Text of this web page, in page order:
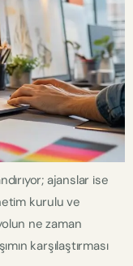
ajanslar ise
kurulu ve
ne zaman
karşılaştırması